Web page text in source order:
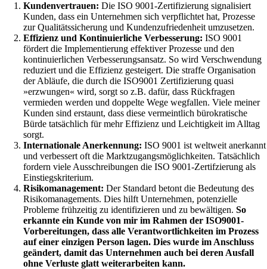
Kundenvertrauen: Die ISO 9001-Zertifizierung signalisiert
Kunden, dass ein Unternehmen sich verpflichtet hat, Prozesse
zur Qualitätssicherung und Kundenzufriedenheit umzusetzen.
Effizienz und Kontinuierliche Verbesserung: ISO 9001
fördert die Implementierung effektiver Prozesse und den
kontinuierlichen Verbesserungsansatz. So wird Verschwendung
reduziert und die Effizienz gesteigert. Die straffe Organisation
der Abläufe, die durch die ISO9001 Zertifizierung quasi
»erzwungen« wird, sorgt so z.B. dafür, dass Rückfragen
vermieden werden und doppelte Wege wegfallen. Viele meiner
Kunden sind erstaunt, dass diese vermeintlich bürokratische
Bürde tatsächlich für mehr Effizienz und Leichtigkeit im Alltag
sorgt.
Internationale Anerkennung: ISO 9001 ist weltweit anerkannt
und verbessert oft die Marktzugangsmöglichkeiten. Tatsächlich
fordern viele Ausschreibungen die ISO 9001-Zertifzierung als
Einstiegskriterium.
Risikomanagement: Der Standard betont die Bedeutung des
Risikomanagements. Dies hilft Unternehmen, potenzielle
Probleme frühzeitig zu identifizieren und zu bewältigen. So
erkannte ein Kunde von mir im Rahmen der ISO9001-
Vorbereitungen, dass alle Verantwortlichkeiten im Prozess
auf einer einzigen Person lagen. Dies wurde im Anschluss
geändert, damit das Unternehmen auch bei deren Ausfall
ohne Verluste glatt weiterarbeiten kann.